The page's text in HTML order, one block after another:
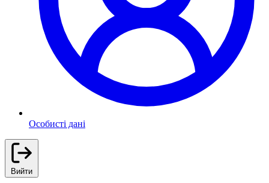
Особисті дані
Вийти